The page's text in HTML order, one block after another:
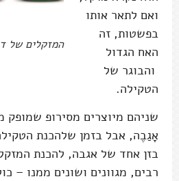
המזקלים של
ואם לתאר אותו
בפשטות, זה
האח הגדול
והבוגר של
הטקילה.
שניהם מיוצרים מסירופ
אָגַבֶה, אבל בזמן שלהכנת
בזן אחד של אגבה, להכנת
רבים, מגוונים ושונים ממנו –